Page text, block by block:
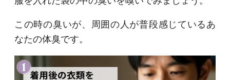
この時の臭いが、周囲の人が普段感じているあ
なたの体臭です。